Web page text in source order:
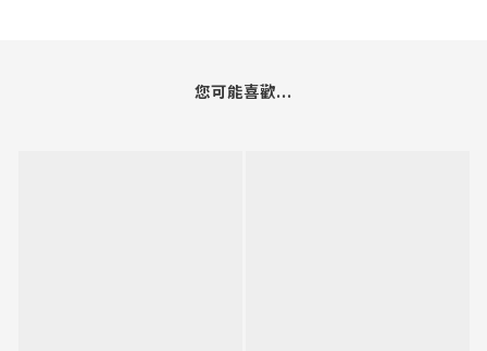
您可能喜歡...